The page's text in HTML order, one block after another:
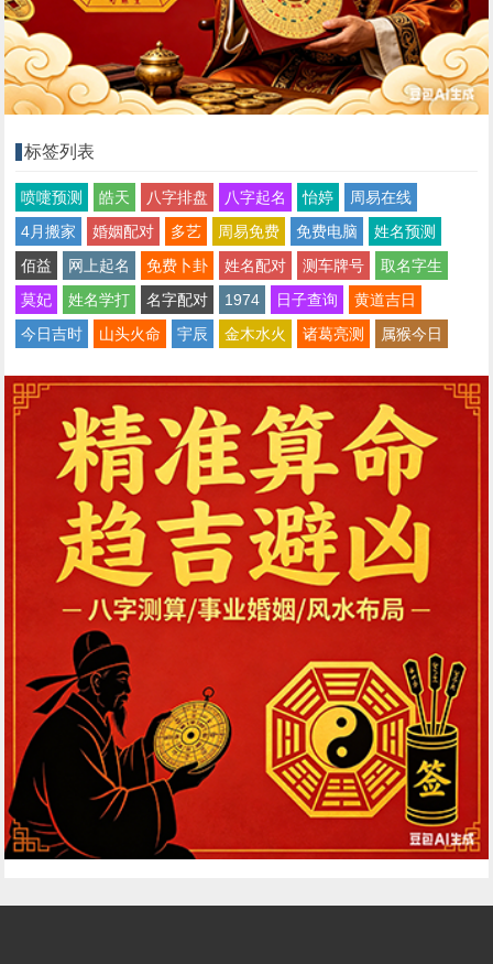
标签列表
喷嚏预测 皓天 八字排盘 八字起名 怡婷
周易在线
4月搬家
婚姻配对 多艺 周易免费 免费电脑
姓名预测
佰益
网上起名 免费卜卦 姓名配对 测车牌号
取名字生
莫妃
姓名学打 名字配对 1974 日子查询
黄道吉日
今日吉时
山头火命 宇辰 金木水火 诸葛亮测 属猴今日